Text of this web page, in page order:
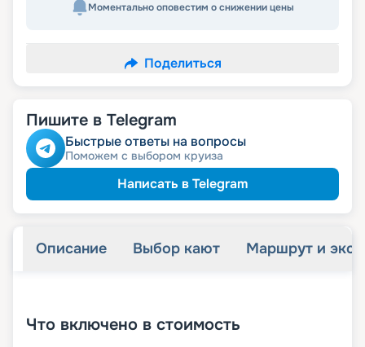
Моментально оповестим о снижении цены
Поделиться
Пишите в Telegram
Быстрые ответы на вопросы
Поможем с выбором круиза
Написать в Telegram
Описание Выбор кают Маршрут и
Что включено в стоимость